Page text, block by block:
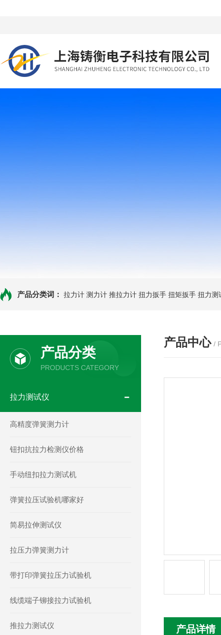
产品分类词： 拉力计 测力计 推拉力计 扭力扳手 扭矩扳手 扭力测
产品分类
PRODUCTS CATEGORY
拉力测试仪
高精度弹簧测力计
钮扣抗拉力检测仪价格
手动纽扣拉力测试机
弹簧拉压试验机哪家好
简易拉伸测试仪
拉压力弹簧测力计
带打印弹簧拉压力试验机
线缆端子铆接拉力试验机
推拉力测试仪
产品中心 /
产品详情